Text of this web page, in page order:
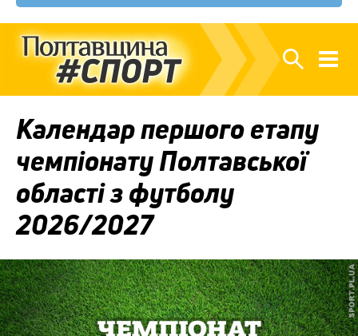
Календар першого етапу
чемпіонату Полтавської
області з футболу
2026/2027